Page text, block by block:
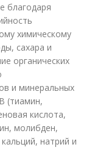
благодаря
химическому
сахара и
органических
и минеральных
(тиамин,
кислота,
молибден,
натрий и